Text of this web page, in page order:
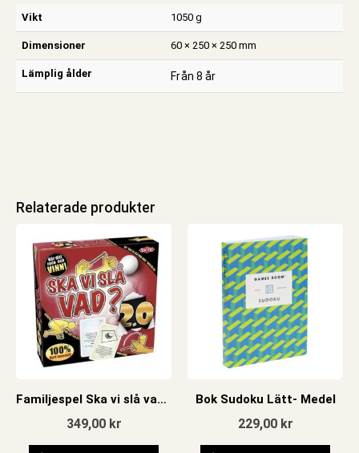
Vikt 1050 g
Dimensioner 60 × 250 × 250 mm
Lämplig ålder Från 8 år
Relaterade produkter
Familjespel Ska vi slå vad 2.0
349,00 kr
Bok Sudoku Lätt- Medel
229,00 kr